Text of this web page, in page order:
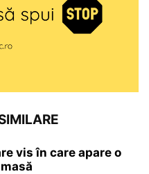
vis în care apare o